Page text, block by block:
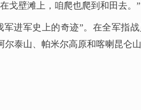
戈壁滩上，咱爬也爬到和田去。”
进军史上的奇迹”。在全军指
泰山、帕米尔高原和喀喇昆仑